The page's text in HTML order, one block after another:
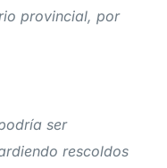
provincial, por
ser
rescoldos